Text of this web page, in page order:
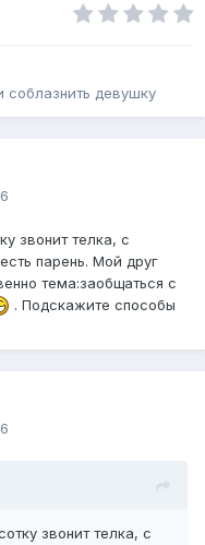
соблазнить девушку
звонит телка, с
парень. Мой друг
тема:заобщаться с
. Подскажите способы
звонит телка, с